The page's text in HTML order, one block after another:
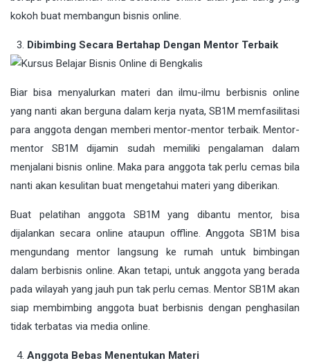
kokoh buat membangun bisnis online.
Dibimbing Secara Bertahap Dengan Mentor Terbaik
Biar bisa menyalurkan materi dan ilmu-ilmu berbisnis online
yang nanti akan berguna dalam kerja nyata, SB1M memfasilitasi
para anggota dengan memberi mentor-mentor terbaik. Mentor-
mentor SB1M dijamin sudah memiliki pengalaman dalam
menjalani bisnis online. Maka para anggota tak perlu cemas bila
nanti akan kesulitan buat mengetahui materi yang diberikan.
Buat pelatihan anggota SB1M yang dibantu mentor, bisa
dijalankan secara online ataupun offline. Anggota SB1M bisa
mengundang mentor langsung ke rumah untuk bimbingan
dalam berbisnis online. Akan tetapi, untuk anggota yang berada
pada wilayah yang jauh pun tak perlu cemas. Mentor SB1M akan
siap membimbing anggota buat berbisnis dengan penghasilan
tidak terbatas via media online.
Anggota Bebas Menentukan Materi